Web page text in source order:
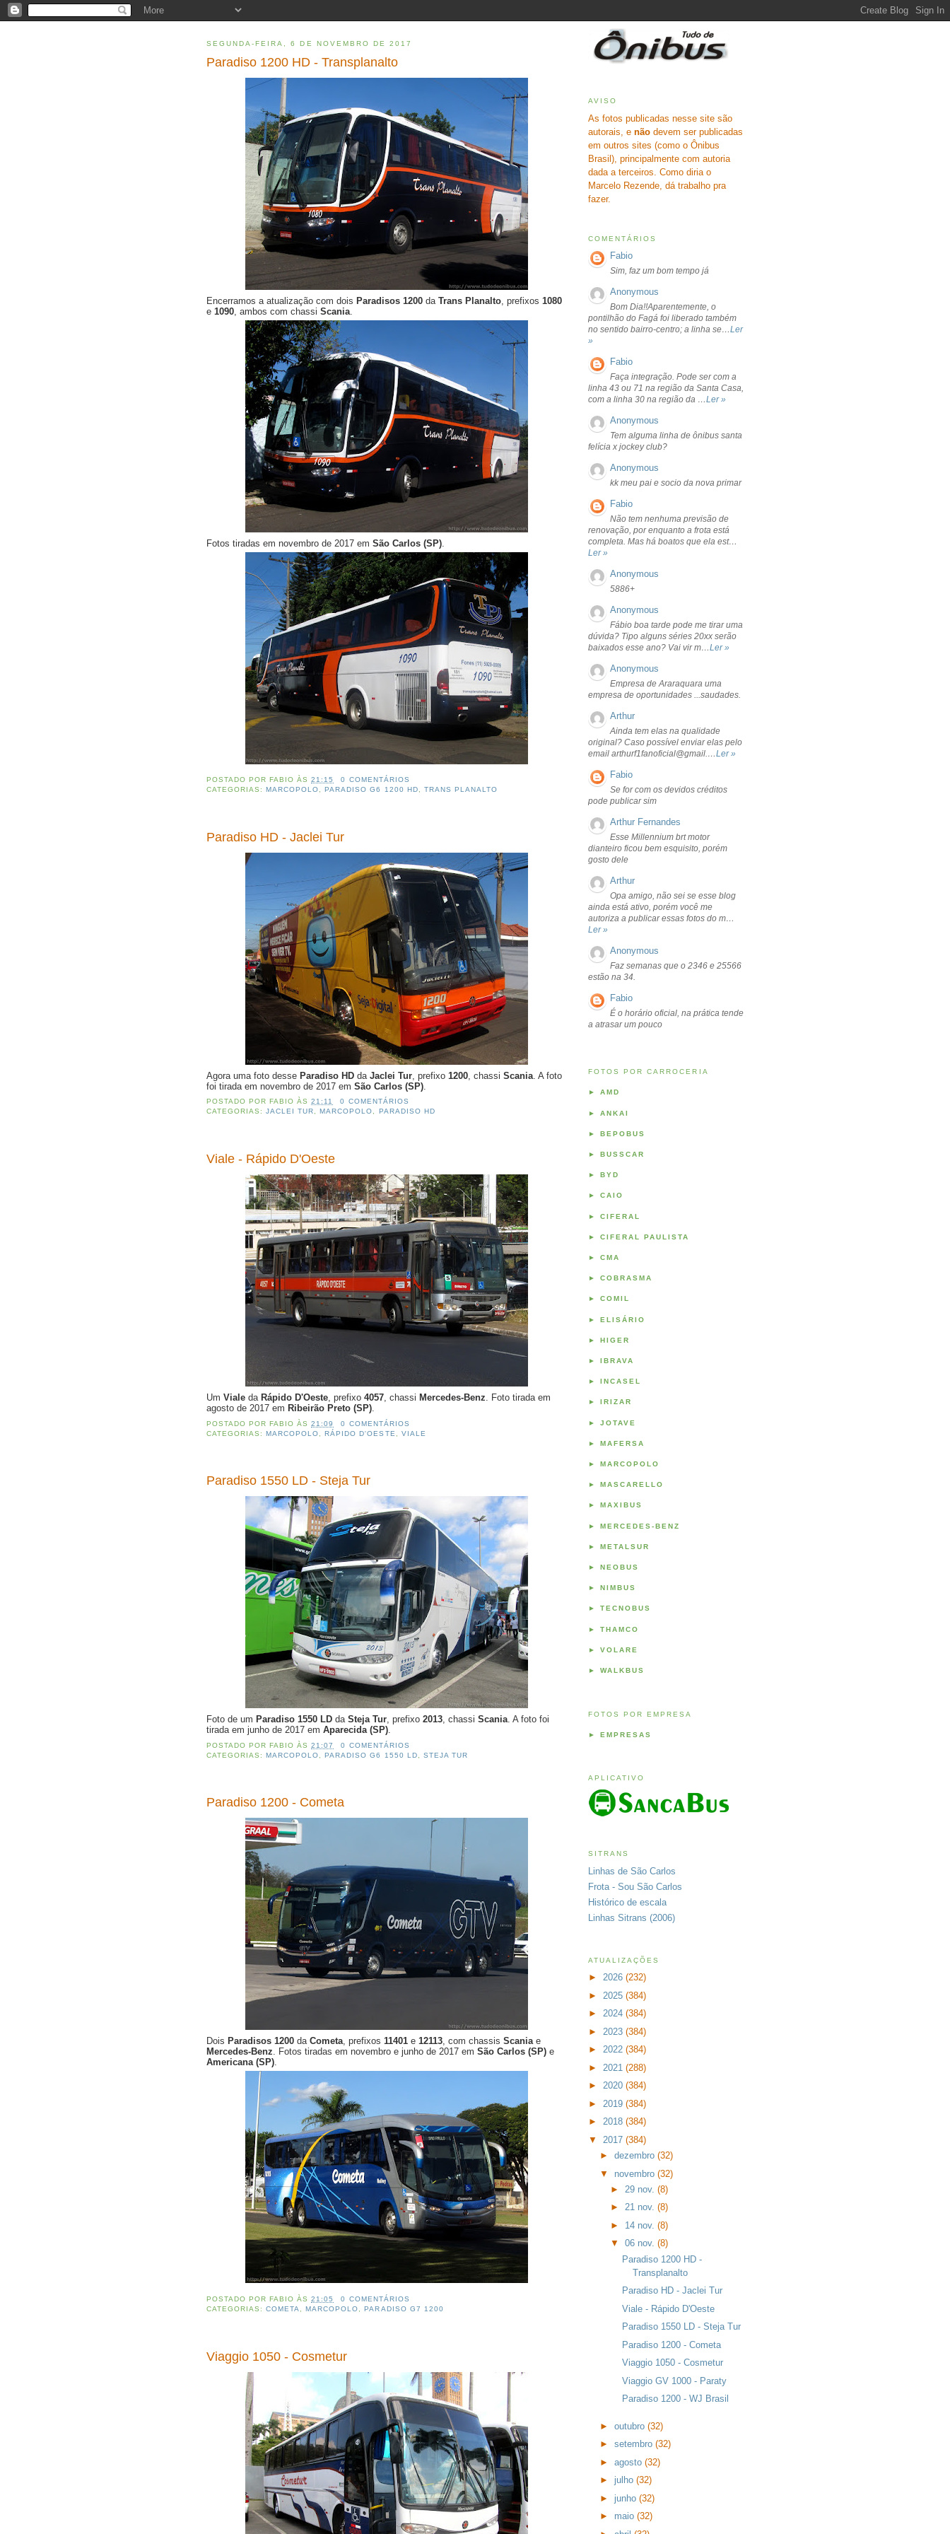
SEGUNDA-FEIRA, 6 DE NOVEMBRO DE 2017
Paradiso 1200 HD - Transplanalto
Encerramos a atualização com dois Paradisos 1200 da Trans Planalto , prefixos 1080
e 1090 , ambos com chassi Scania
Fotos tiradas em novembro de 2017 em São Carlos (SP)
POSTADO PORFABIO ÀS21:15
0 COMENTÁRIOS
CATEGORIAS:MARCOPOLO,PARADISO G6 1200 HD, TRANS PLANALTO
Paradiso HD - Jaclei Tur
Agora uma foto desse Paradiso HD da Jaclei Tur , prefixo 1200 , chassi Scania . A foto
foi tirada em novembro de 2017 em São Carlos (SP)
POSTADO POR FABIO ÀS21:11
0 COMENTÁRIOS
CATEGORIAS:JACLEI TUR, MARCOPOLO, PARADISO HD
Viale - Rápido D'Oeste
Um Viale da Rápido D'Oeste, prefixo 4057, chassi Mercedes-Benz. Foto tirada em
agosto de 2017 em Ribeirão Preto (SP).
POSTADO PORFABIO ÀS21:09
0 COMENTÁRIOS
CATEGORIAS:MARCOPOLO ,RÁPIDO D'OESTE VIALE
Paradiso 1550 LD - Steja Tur
Foto de um Paradiso 1550 LD da Steja Tur, prefixo 2013, chassi Scania. A foto foi
tirada em junho de 2017 em Aparecida (SP).
POSTADO PORFABIO ÀS21:07
0 COMENTÁRIOS
CATEGORIAS:MARCOPOLO ,PARADISO G6 1550 LD STEJA TUR
Paradiso 1200 - Cometa
Dois Paradisos 1200 da Cometa, prefixos 11401 e 12113, com chassis Scania e
Mercedes-Benz. Fotos tiradas em novembro e junho de 2017 em São Carlos (SP) e
Americana (SP).
POSTADO PORFABIO ÀS21:05
0 COMENTÁRIOS
CATEGORIAS:COMETA ,MARCOPOLO ,PARADISO G7 1200
Viaggio 1050 - Cosmetur
AVISO
As fotos publicadas nesse site são
autorais, e não devem ser publicadas
em outros sites (como o Ônibus
Brasil), principalmente com autoria
dada a terceiros. Como diria o
Marcelo Rezende, dá trabalho pra
fazer.
COMENTÁRIOS
Fabio
Sim, faz um bom tempo já
Anonymous
Bom Dia!!Aparentemente, o
pontilhão do Fagá foi liberado também
no sentido bairro-centro; a linha se…Ler
»
Fabio
Faça integração. Pode ser com a
linha 43 ou 71 na região da Santa Casa,
com a linha 30 na região da …Ler »
Anonymous
Tem alguma linha de ônibus santa
felícia x jockey club?
Anonymous
kk meu pai e socio da nova primar
Fabio
Não tem nenhuma previsão de
renovação, por enquanto a frota está
completa. Mas há boatos que ela est…
Ler »
Anonymous
5886+
Anonymous
Fábio boa tarde pode me tirar uma
dúvida? Tipo alguns séries 20xx serão
baixados esse ano? Vai vir m…Ler »
Anonymous
Empresa de Araraquara uma
empresa de oportunidades ...saudades.
Arthur
Ainda tem elas na qualidade
original? Caso possível enviar elas pelo
email arthurf1fanoficial@gmail.…Ler »
Fabio
Se for com os devidos créditos
pode publicar sim
Arthur Fernandes
Esse Millennium brt motor
dianteiro ficou bem esquisito, porém
gosto dele
Arthur
Opa amigo, não sei se esse blog
ainda está ativo, porém você me
autoriza a publicar essas fotos do m…
Ler »
Anonymous
Faz semanas que o 2346 e 25566
estão na 34.
Fabio
É o horário oficial, na prática tende
a atrasar um pouco
FOTOS POR CARROCERIA
► AMD
► ANKAI
► BEPOBUS
► BUSSCAR
► BYD
► CAIO
► CIFERAL
► CIFERAL PAULISTA
► CMA
► COBRASMA
► COMIL
► ELISÁRIO
► HIGER
► IBRAVA
► INCASEL
► IRIZAR
► JOTAVE
► MAFERSA
► MARCOPOLO
► MASCARELLO
► MAXIBUS
► MERCEDES-BENZ
► METALSUR
► NEOBUS
► NIMBUS
► TECNOBUS
► THAMCO
► VOLARE
► WALKBUS
FOTOS POR EMPRESA
► EMPRESAS
APLICATIVO
SITRANS
Linhas de São Carlos
Frota - Sou São Carlos
Histórico de escala
Linhas Sitrans (2006)
ATUALIZAÇÕES
► 2026 (232)
► 2025 (384)
► 2024 (384)
► 2023 (384)
► 2022 (384)
► 2021 (288)
► 2020 (384)
► 2019 (384)
► 2018 (384)
▼ 2017 (384)
► dezembro (32)
▼ novembro (32)
► 29 nov.(8)
►21 nov.(8)
► 14 nov.(8)
▼06 nov.(8)
Paradiso 1200 HD -
Transplanalto
Paradiso HD - Jaclei Tur
Viale - Rápido D'Oeste
Paradiso 1550 LD - Steja Tur
Paradiso 1200 - Cometa
Viaggio 1050 - Cosmetur
Viaggio GV 1000 - Paraty
Paradiso 1200 - WJ Brasil
► outubro (32)
► setembro (32)
► agosto (32)
► julho (32)
► junho (32)
► maio (32)